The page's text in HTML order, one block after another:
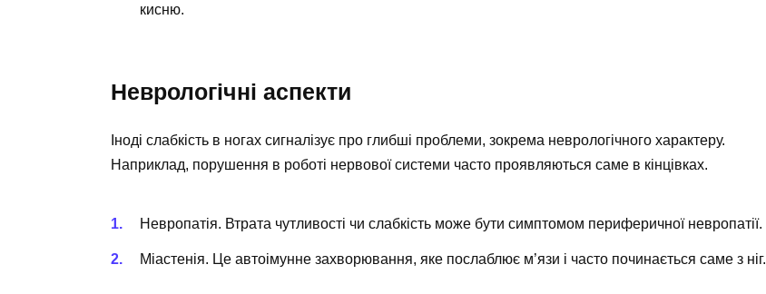
кисню.
Неврологічні аспекти
Іноді слабкість в ногах сигналізує про глибші проблеми, зокрема неврологічного характеру.
Наприклад, порушення в роботі нервової системи часто проявляються саме в кінцівках.
Невропатія. Втрата чутливості чи слабкість може бути симптомом периферичної невропатії.
Міастенія. Це автоімунне захворювання, яке послаблює м’язи і часто починається саме з ніг.